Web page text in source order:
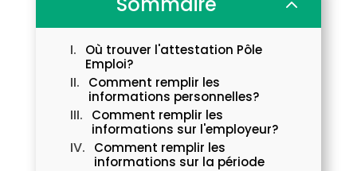
Où trouver l'attestation Pôle
Emploi?
Comment remplir les
informations personnelles?
Comment remplir les
informations sur l'employeur?
Comment remplir les
informations sur la période